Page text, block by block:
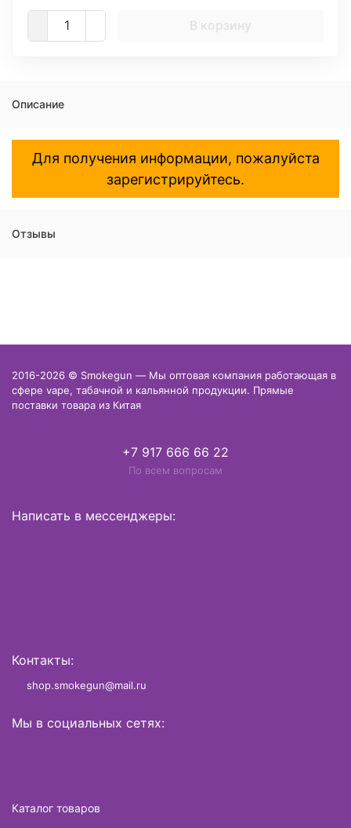
В корзину
Описание
Для получения информации, пожалуйста
зарегистрируйтесь.
Отзывы
2016-2026 © Smokegun — Мы оптовая компания работающая в
сфере vape, табачной и кальянной продукции. Прямые
поставки товара из Китая
+7 917 666 66 22
По всем вопросам
Написать в мессенджеры:
Контакты:
shop.smokegun@mail.ru
Мы в социальных сетях:
Каталог товаров